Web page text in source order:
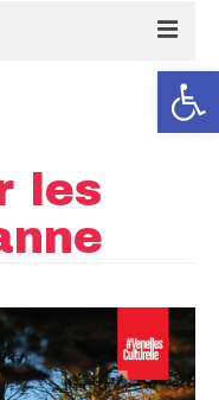
Ouvrir
les